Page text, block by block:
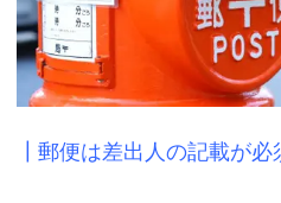
┃郵便は差出人の記載が必